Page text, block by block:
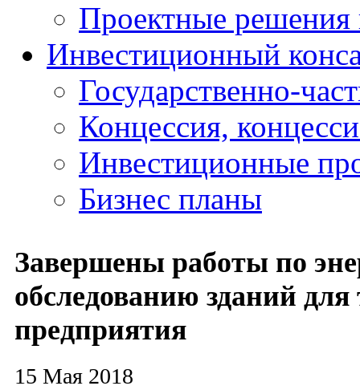
Проектные решения
Инвестиционный
Государственно-
Концессия,
Инвестиционные
Бизнес планы
Завершены работы по
обследованию зданий
предприятия
15 Мая 2018